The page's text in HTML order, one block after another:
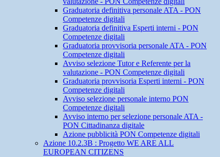
Graduatoria definitiva personale ATA - PON
Competenze digitali
Graduatoria definitiva Esperti interni - PON
Competenze digitali
Graduatoria provvisoria personale ATA - PON
Competenze digitali
Avviso selezione Tutor e Referente per la
valutazione - PON Competenze digitali
Graduatoria provvisoria Esperti interni - PON
Competenze digitali
Avviso selezione personale interno PON
Competenze digitali
Avviso interno per selezione personale ATA -
PON Cittadinanza digitale
Azione pubblicità PON Competenze digitali
Azione 10.2.3B : Progetto WE ARE ALL
EUROPEAN CITIZENS